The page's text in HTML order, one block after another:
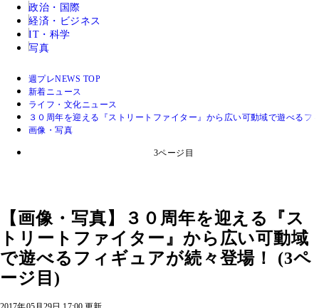
政治・国際
経済・ビジネス
IT・科学
写真
週プレNEWS TOP
新着ニュース
ライフ・文化ニュース
３０周年を迎える『ストリートファイター』から広い可動域で遊べるフ
画像・写真
3ページ目
【画像・写真】３０周年を迎える『ス
トリートファイター』から広い可動域
で遊べるフィギュアが続々登場！ (3ペ
ージ目)